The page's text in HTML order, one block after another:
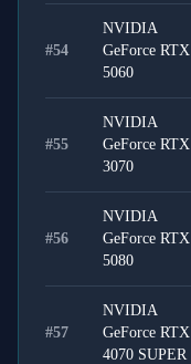
#54
NVIDIA
GeForce RTX
5060
#55
NVIDIA
GeForce RTX
3070
#56
NVIDIA
GeForce RTX
5080
#57
NVIDIA
GeForce RTX
4070 SUPER